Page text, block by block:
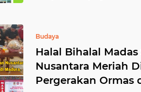
Budaya
Halal Bihalal
Nusantara Meriah
Pergerakan Ormas